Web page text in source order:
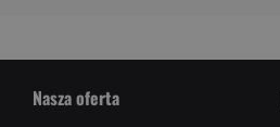
Nasza oferta